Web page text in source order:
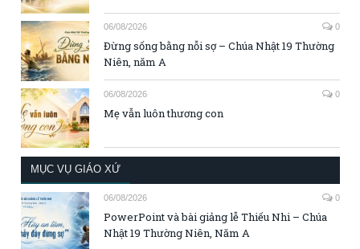
06/08/2026 0
Đừng sống bằng nỗi sợ – Chúa Nhật 19 Thường
Niên, năm A
06/08/2026 0
Mẹ vẫn luôn thương con
MỤC VỤ GIÁO XỨ
06/08/2026 0
PowerPoint và bài giảng lễ Thiếu Nhi – Chúa
Nhật 19 Thường Niên, Năm A